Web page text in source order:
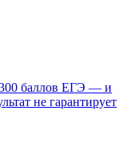
баллов ЕГЭ — и
не гарантирует